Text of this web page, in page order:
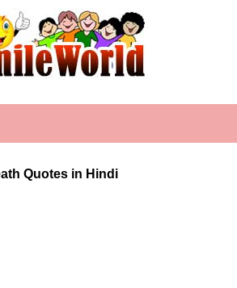
Quotes in Hindi